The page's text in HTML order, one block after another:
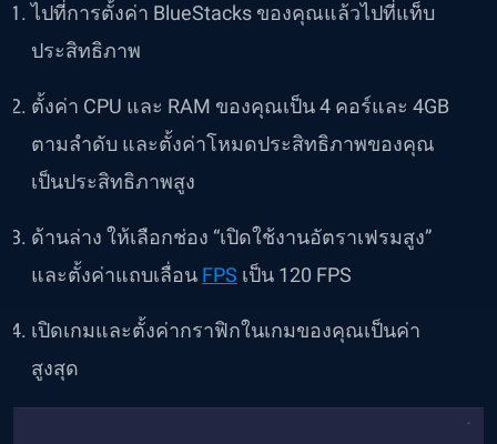
ไปที่การตั้งค่า BlueStacks ของคุณแล้วไปที่แท็บ
ประสิทธิภาพ
ตั้งค่า CPU และ RAM ของคุณเป็น 4 คอร์และ 4GB
ตามลำดับ และตั้งค่าโหมดประสิทธิภาพของคุณ
เป็นประสิทธิภาพสูง
ด้านล่าง ให้เลือกช่อง “เปิดใช้งานอัตราเฟรมสูง”
และตั้งค่าแถบเลื่อน FPS เป็น 120 FPS
เปิดเกมและตั้งค่ากราฟิกในเกมของคุณเป็นค่า
สูงสุด